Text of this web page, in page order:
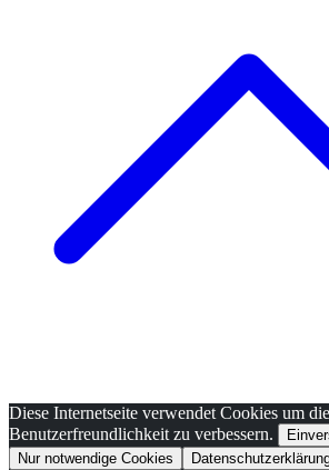
Diese Internetseite verwendet Cookies um die
Benutzerfreundlichkeit zu verbessern.
Nur notwendige Cookies